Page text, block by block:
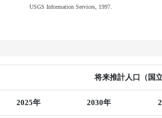
USGS Information Services, 1997.
将来推計人口（国
2025年 2030年